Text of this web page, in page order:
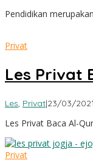
Pendidikan
Privat
Les Privat
Les, Privat|23/03/2021
Les Privat Baca Al-
Privat